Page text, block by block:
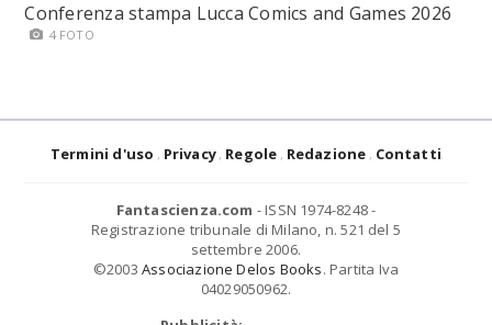
Conferenza stampa Lucca Comics and Games 2026
4 FOTO
Termini d'uso Privacy Regole Redazione Contatti
Fantascienza.com - ISSN 1974-8248 -
Registrazione tribunale di Milano, n. 521 del 5
settembre 2006.
©2003 Associazione Delos Books. Partita Iva
04029050962.